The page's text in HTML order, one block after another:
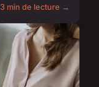
3 min de lecture →